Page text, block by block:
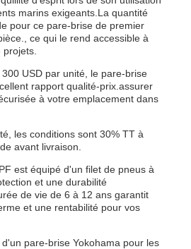
marins exigeants.La quantité
pour ce pare-brise de premier
ce qui le rend accessible à
USD par unité, le pare-brise
rapport qualité-prix.assurer
à votre emplacement dans
les conditions sont 30% TT à
avant livraison.
est équipé d'un filet de pneus à
et une durabilité
de vie de 6 à 12 ans garantit
et une rentabilité pour vos
pare-brise Yokohama pour les